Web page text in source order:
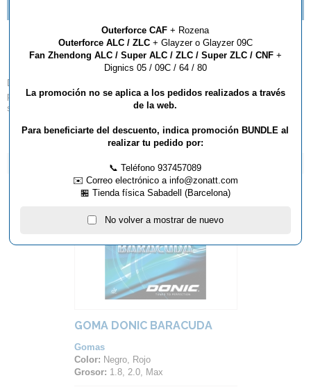
Goma Donic Desto F4
Donic Desto F4 es la goma perfecta para los jóvenes que siguen
progresando y desean jugar con gomas tensionadas por la flexibilidad de
sus golpes y rendimiento en la mesa.
ARTÍCULOS QUE TE PUEDEN INTERESAR...
GOMA DONIC BARACUDA
Gomas
Color: Negro, Rojo
Grosor: 1.8, 2.0, Max
Outerforce CAF + Rozena
Outerforce ALC / ZLC+ Glayzer o Glayzer 09C
Fan Zhendong ALC / Super ALC / ZLC / Super ZLC / CNF+
Dignics 05 / 09C / 64 / 80
La promoción no se aplica a los pedidos realizados a través
de la web.
Para beneficiarte del descuento, indica promoción BUNDLE al
realizar tu pedido por:
📞 Teléfono 937457089
✉️ Correo electrónico a info@zonatt.com
🏪 Tienda física Sabadell (Barcelona)
No volver a mostrar de nuevo